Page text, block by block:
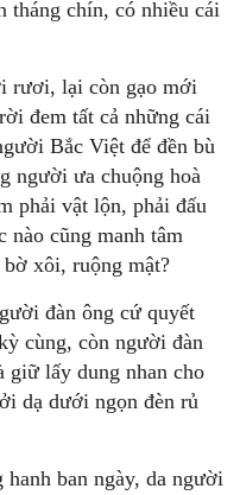
tháng chín, có nhiều cái
rươi, lại còn gạo mới
đem tất cả những cái
Bắc Việt để đền bù
người ưa chuộng hoà
phải vật lộn, phải đấu
nào cũng manh tâm
xôi, ruộng mật?
đàn ông cứ quyết
cùng, còn người đàn
giữ lấy dung nhan cho
dạ dưới ngọn đèn rủ
ban ngày, da người